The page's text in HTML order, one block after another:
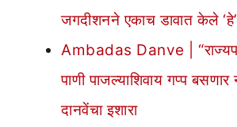
जगदीशनने एकाच डावात केले
Ambadas Danve |
पाणी पाजल्याशिवाय गप्प बसणार
दानवेंचा इशारा